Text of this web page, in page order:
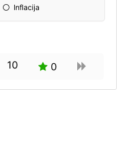
Inflacija
10 0